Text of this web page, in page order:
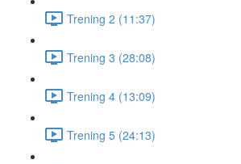
Trening 2 (11:37)
Trening 3 (28:08)
Trening 4 (13:09)
Trening 5 (24:13)